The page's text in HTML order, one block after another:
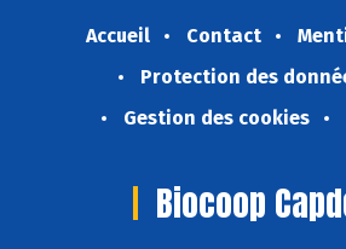
Accueil Contact
Protection des
Gestion des cookies
Biocoop